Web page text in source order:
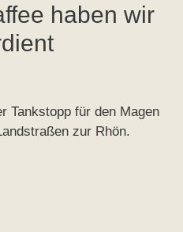
haben wir
Tankstopp für den Magen
zur Rhön.